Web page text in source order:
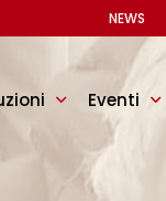
Eventi
NEWS